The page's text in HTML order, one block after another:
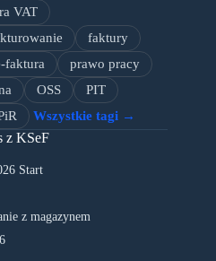
VAT
faktury
faktura
prawo pracy
OSS
PIT
Wszystkie tagi →
z KSeF
Start
z magazynem